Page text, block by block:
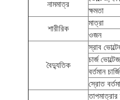
নামমাত্র
ক্ষমতা
শারীরিক
মাত্রা
ওজন
বৈদ্যুতিক
স্রাব
চার্জ ভোল্টেজ
বর্তমান
স্রোত
তাপমাত্রার